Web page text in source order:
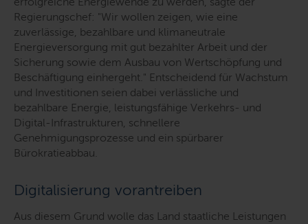
Regierungschef: "Wir wollen zeigen, wie eine
zuverlässige, bezahlbare und klimaneutrale
Energieversorgung mit gut bezahlter Arbeit und der
Sicherung sowie dem Ausbau von Wertschöpfung und
Beschäftigung einhergeht." Entscheidend für Wachstum
und Investitionen seien dabei verlässliche und
bezahlbare Energie, leistungsfähige Verkehrs- und
Digital-Infrastrukturen, schnellere
Genehmigungsprozesse und ein spürbarer
Bürokratieabbau.
Digitalisierung vorantreiben
Aus diesem Grund wolle das Land staatliche Leistungen